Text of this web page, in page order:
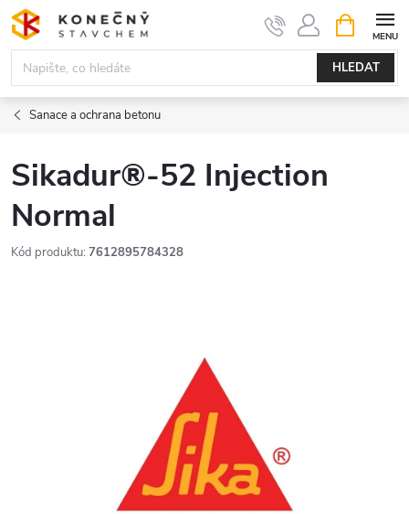
Přejít
na
obsah
HLEDAT
NÁKUPNÍ
KOŠÍK
Sanace a ochrana betonu
Sikadur®-52 Injection
Normal
Kód produktu: 7612895784328